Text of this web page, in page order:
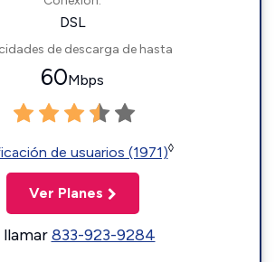
DSL
de descarga de hasta
60Mbps
de usuarios (1971)◊
Ver Planes
llamar833-923-9284